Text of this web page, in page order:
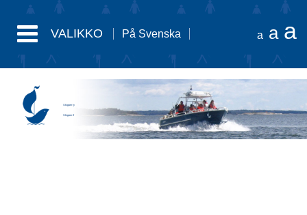
VALIKKO På Svenska a a a
Skipper ry
Skipper rf